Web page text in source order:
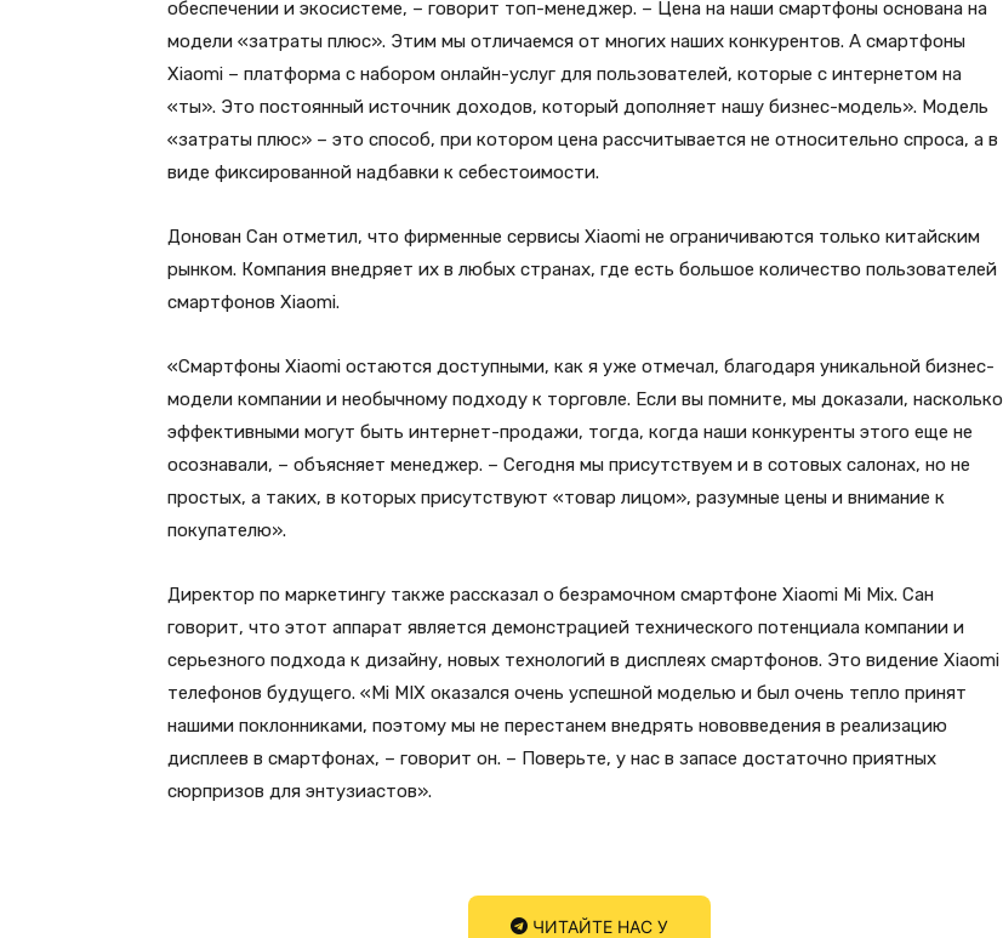
обеспечении и экосистеме, – говорит топ-менеджер. – Цена на наши смартфоны основана на
модели «затраты плюс». Этим мы отличаемся от многих наших конкурентов. А смартфоны
Xiaomi – платформа с набором онлайн-услуг для пользователей, которые с интернетом на
«ты». Это постоянный источник доходов, который дополняет нашу бизнес-модель». Модель
«затраты плюс» – это способ, при котором цена рассчитывается не относительно спроса, а в
виде фиксированной надбавки к себестоимости.
Донован Сан отметил, что фирменные сервисы Xiaomi не ограничиваются только китайским
рынком. Компания внедряет их в любых странах, где есть большое количество пользователей
смартфонов Xiaomi.
«Смартфоны Xiaomi остаются доступными, как я уже отмечал, благодаря уникальной бизнес-
модели компании и необычному подходу к торговле. Если вы помните, мы доказали, насколько
эффективными могут быть интернет-продажи, тогда, когда наши конкуренты этого еще не
осознавали, – объясняет менеджер. – Сегодня мы присутствуем и в сотовых салонах, но не
простых, а таких, в которых присутствуют «товар лицом», разумные цены и внимание к
покупателю».
Директор по маркетингу также рассказал о безрамочном смартфоне Xiaomi Mi Mix. Сан
говорит, что этот аппарат является демонстрацией технического потенциала компании и
серьезного подхода к дизайну, новых технологий в дисплеях смартфонов. Это видение Xiaomi
телефонов будущего. «Mi MIX оказался очень успешной моделью и был очень тепло принят
нашими поклонниками, поэтому мы не перестанем внедрять нововведения в реализацию
дисплеев в смартфонах, – говорит он. – Поверьте, у нас в запасе достаточно приятных
сюрпризов для энтузиастов».
ЧИТАЙТЕ НАС У